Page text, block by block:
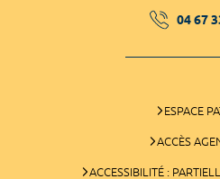
04 67
ESPACE
ACCÈS
ACCESSIBILITÉ :